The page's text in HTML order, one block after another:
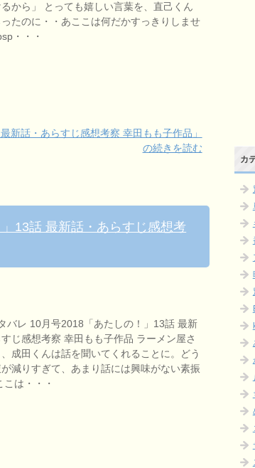
から」 とっても嬉しい言葉を、直己くん
たのに・・あここは何だかすっきりしませ
・・・
新話・あらすじ感想考察 幸田もも子作品」
の続きを読む
13話 最新話・あらすじ感想考
バレ 10月号2018「あたしの！」13話 最新
じ感想考察 幸田もも子作品 ラーメン屋さ
成田くんは話を聞いてくれることに。どう
減りすぎて、あまり話には興味がない素振
こは・・・
カ